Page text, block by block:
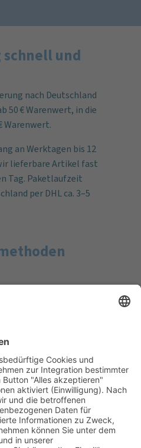
und
nach Deutschland
50 € Warenwert, in die
Warenwert.
an Werktagen bis 12
lieferbare Artikel fast
Tag. Paketlaufzeit
per DHL ca. 3–5
& MasterCard)
vor und nach dem